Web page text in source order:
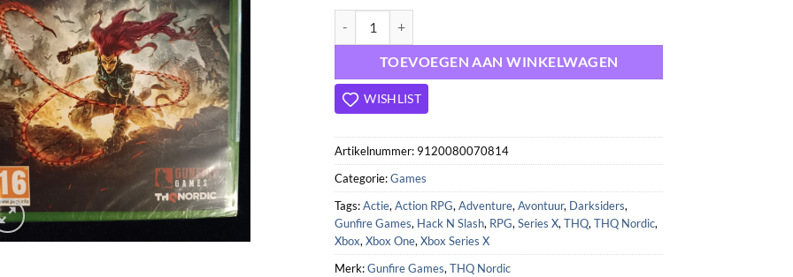
TOEVOEGEN AAN WINKELWAGEN
WISHLIST
Artikelnummer: 9120080070814
Categorie:Games
Tags:Actie,Action RPG,Adventure,Avontuur, Darksiders,
Gunfire Games, Hack N Slash, RPG,Series X,THQ,THQ Nordic,
Xbox,Xbox One,Xbox Series X
Merk:Gunfire Games,THQ Nordic